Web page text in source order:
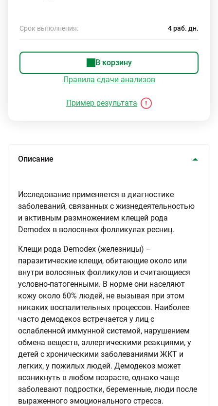
Срок выполнения: 4 раб. дн.
В корзину
Правила сдачи анализов
Пример результата
Описание
Исследование применяется в диагностике
заболеваний, связанных с жизнедеятельностью
и активным размножением клещей рода
Demodex в волосяных фолликулах ресниц.
Клещи рода Demodex (железницы) –
паразитические клещи, обитающие около или
внутри волосяных фолликулов и считающиеся
условно-патогенными. В норме они населяют
кожу около 60% людей, не вызывая при этом
никаких воспалительных процессов. Наиболее
часто демодекоз встречается у лиц с
ослабленной иммунной системой, нарушением
обмена веществ, аллергическими реакциями, у
детей с хроническими заболеваниями ЖКТ и
легких, у пожилых людей. Демодекоз может
возникнуть в любом возрасте, однако чаще
заболевают подростки, беременные, люди после
выраженного эмоционального стресса.